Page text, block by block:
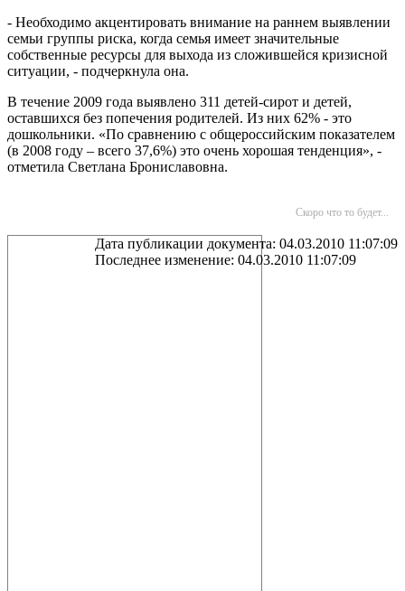
- Необходимо акцентировать внимание на раннем выявлении
семьи группы риска, когда семья имеет значительные
собственные ресурсы для выхода из сложившейся кризисной
ситуации, - подчеркнула она.
В течение 2009 года выявлено 311 детей-сирот и детей,
оставшихся без попечения родителей. Из них 62% - это
дошкольники. «По сравнению с общероссийским показателем
(в 2008 году – всего 37,6%) это очень хорошая тенденция», -
отметила Светлана Брониславовна.
Скоро что то будет...
Дата публикации документа: 04.03.2010 11:07:09
Последнее изменение: 04.03.2010 11:07:09